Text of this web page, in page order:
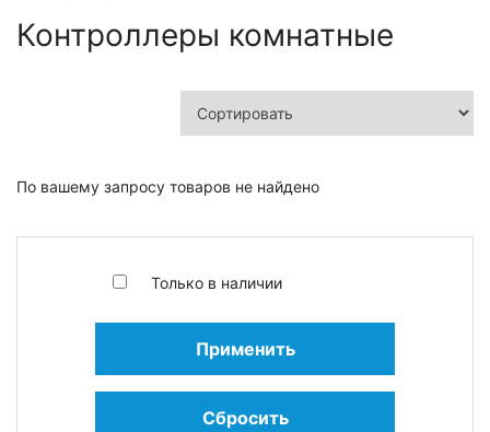
Только в наличии
Применить
Сбросить
Контроллеры комнатные
По вашему запросу товаров не найдено